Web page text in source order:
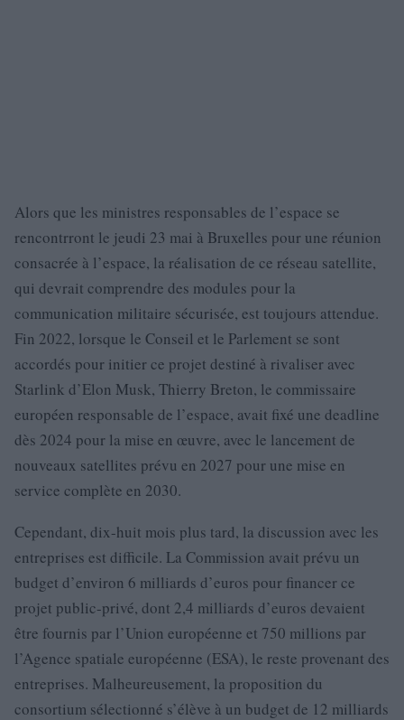
Alors que les ministres responsables de l’espace se
rencontrront le jeudi 23 mai à Bruxelles pour une réunion
consacrée à l’espace, la réalisation de ce réseau satellite,
qui devrait comprendre des modules pour la
communication militaire sécurisée, est toujours attendue.
Fin 2022, lorsque le Conseil et le Parlement se sont
accordés pour initier ce projet destiné à rivaliser avec
Starlink d’Elon Musk, Thierry Breton, le commissaire
européen responsable de l’espace, avait fixé une deadline
dès 2024 pour la mise en œuvre, avec le lancement de
nouveaux satellites prévu en 2027 pour une mise en
service complète en 2030.
Cependant, dix-huit mois plus tard, la discussion avec les
entreprises est difficile. La Commission avait prévu un
budget d’environ 6 milliards d’euros pour financer ce
projet public-privé, dont 2,4 milliards d’euros devaient
être fournis par l’Union européenne et 750 millions par
l’Agence spatiale européenne (ESA), le reste provenant des
entreprises. Malheureusement, la proposition du
consortium sélectionné s’élève à un budget de 12 milliards